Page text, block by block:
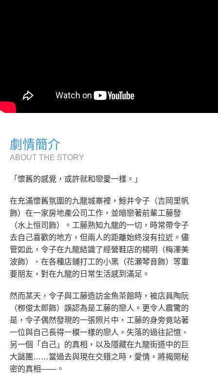
劇情簡介
ABOUT THE STORY
「懷舊的感覺，或許就和戀愛一樣。」
在充滿懷舊氛圍的九龍城寨裡，鯨井令子（吉岡里帆
飾）在一家房地產公司工作，並暗戀著前輩工藤發
（水上恒司飾）。工藤熟知九龍的一切，時常帶令子
去自己喜歡的地方，但兩人的距離始終沒有拉近。儘
管如此，令子在九龍結識了經營鞋店的楊明（梅澤美
波飾）、在各種店鋪打工的小黑（花瀬琴音飾）等重
要朋友，對在九龍的日常生活感到滿足。
然而某天，令子與工藤造訪金魚茶館時，被店員陶阮
（栁俊太郎飾）誤認為是工藤的戀人。更令人震驚的
是，令子偶然發現的一張照片中，工藤的身旁竟站著
一位與自己長得一模一樣的戀人。失落的過往記憶、
另一個「自己」的真相，以及隱藏在九龍街道中的巨
大謎團……當過去與現在交錯之時，愛情，將揭開秘
密的真相——。